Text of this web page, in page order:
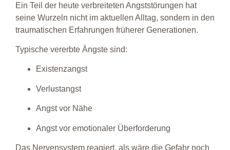
Ein Teil der heute verbreiteten Angststörungen hat
seine Wurzeln nicht im aktuellen Alltag, sondern in den
traumatischen Erfahrungen früherer Generationen.
Typische vererbte Ängste sind:
Existenzangst
Verlustangst
Angst vor Nähe
Angst vor emotionaler Überforderung
Das Nervensystem reagiert, als wäre die Gefahr noch